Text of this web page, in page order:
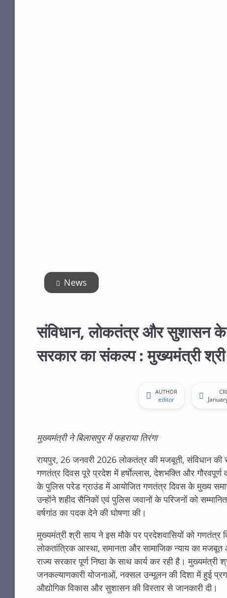
News
संविधान, लोकतंत्र और सुशासन के
सरकार का संकल्प : मुख्यमंत्री श्री
AUTHOR
editor
मुख्यमंत्री ने बिलासपुर में फहराया तिरंगा
रायपुर, 26 जनवरी 2026 लोकतंत्र की मजबूती, संविधान
गणतंत्र दिवस पूरे प्रदेश में हर्षाेल्लास, देशभक्ति और गौरवपूर्ण
के पुलिस परेड ग्राउंड में आयोजित गणतंत्र दिवस के मुख्य
उन्होंने शहीद सैनिकों एवं पुलिस जवानों के परिजनों को
वर्षगांठ का पदक देने की घोषणा की।
मुख्यमंत्री श्री साय ने इस मौके पर प्रदेशवासियों को गणतंत्र
लोकतांत्रिक आस्था, समानता और सामाजिक न्याय का मजबूत
राज्य सरकार पूर्ण निष्ठा के साथ कार्य कर रही है।
जनकल्याणकारी योजनाओं, नक्सल उन्मूलन की दिशा में हुई
औद्योगिक विकास और सुशासन की विस्तार से जानकारी दी।